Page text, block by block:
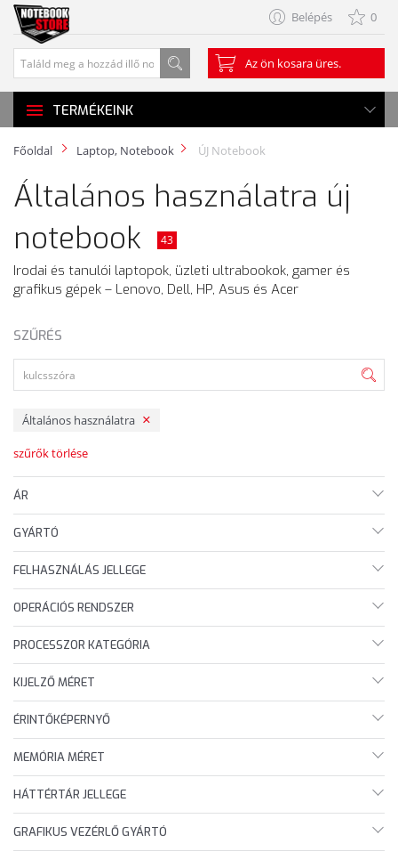
Belépés 0
Az ön kosara üres.
TERMÉKEINK
Főoldal Laptop, Notebook ÚJ Notebook
Általános használatra új
notebook
43
Irodai és tanulói laptopok, üzleti ultrabookok, gamer és
grafikus gépek – Lenovo, Dell, HP, Asus és Acer
SZŰRÉS
Általános használatra
szűrők törlése
ÁR
GYÁRTÓ
FELHASZNÁLÁS JELLEGE
OPERÁCIÓS RENDSZER
PROCESSZOR KATEGÓRIA
KIJELZŐ MÉRET
ÉRINTŐKÉPERNYŐ
MEMÓRIA MÉRET
HÁTTÉRTÁR JELLEGE
GRAFIKUS VEZÉRLŐ GYÁRTÓ